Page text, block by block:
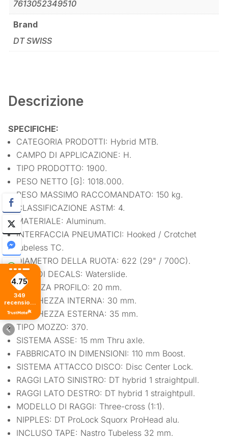
7613052349510
Brand
DT SWISS
Descrizione
SPECIFICHE:
CATEGORIA PRODOTTI: Hybrid MTB.
CAMPO DI APPLICAZIONE: H.
TIPO PRODOTTO: 1900.
PESO NETTO [G]: 1018.000.
PESO MASSIMO RACCOMANDATO: 150 kg.
CLASSIFICAZIONE ASTM: 4.
MATERIALE: Aluminum.
INTERFACCIA PNEUMATICI: Hooked / Crotchet
tubeless TC.
DIAMETRO DELLA RUOTA: 622 (29" / 700C).
TIPO DI DECALS: Waterslide.
ALTEZZA PROFILO: 20 mm.
LARGHEZZA INTERNA: 30 mm.
LARGHEZZA ESTERNA: 35 mm.
TIPO MOZZO: 370.
SISTEMA ASSE: 15 mm Thru axle.
FABBRICATO IN DIMENSIONI: 110 mm Boost.
SISTEMA ATTACCO DISCO: Disc Center Lock.
RAGGI LATO SINISTRO: DT hybrid 1 straightpull.
RAGGI LATO DESTRO: DT hybrid 1 straightpull.
MODELLO DI RAGGI: Three-cross (1:1).
NIPPLES: DT ProLock Squorx ProHead alu.
INCLUSO TAPE: Nastro Tubeless 32 mm.
4.75
349
recensioni
di tutti i
tempi